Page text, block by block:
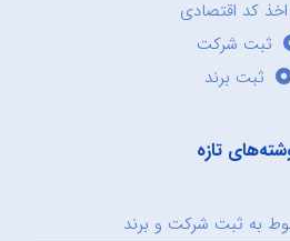
اخذ کد اقتصادی
ثبت شرکت
ثبت برند
تازه
به ثبت شرکت و برند